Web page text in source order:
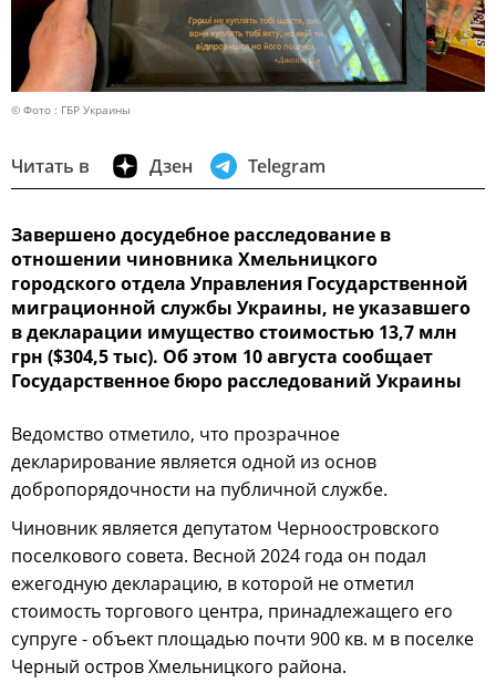
© Фото : ГБР Украины
Читать в Дзен Telegram
Завершено досудебное расследование в
отношении чиновника Хмельницкого
городского отдела Управления Государственной
миграционной службы Украины, не указавшего
в декларации имущество стоимостью 13,7 млн
грн ($304,5 тыс). Об этом 10 августа сообщает
Государственное бюро расследований Украины
Ведомство отметило, что прозрачное
декларирование является одной из основ
добропорядочности на публичной службе.
Чиновник является депутатом Черноостровского
поселкового совета. Весной 2024 года он подал
ежегодную декларацию, в которой не отметил
стоимость торгового центра, принадлежащего его
супруге - объект площадью почти 900 кв. м в поселке
Черный остров Хмельницкого района.